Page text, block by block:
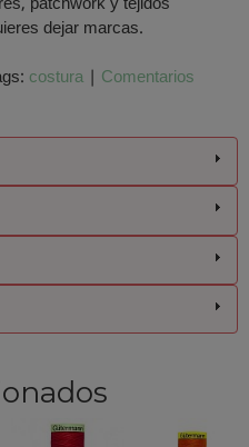
dejar marcas.
costura | Comentarios